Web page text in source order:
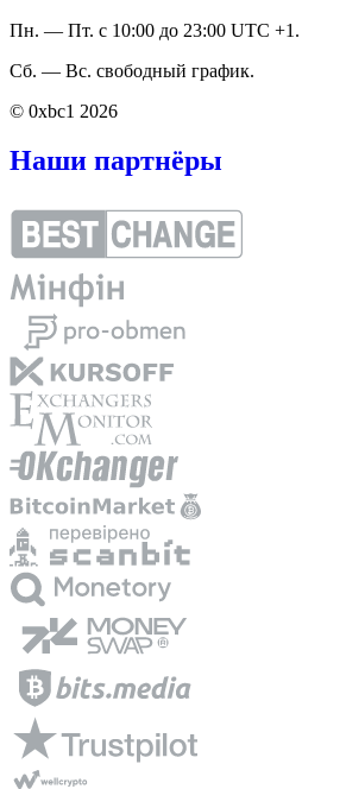
Пн. — Пт. с 10:00 до 23:00 UTC +1.
Сб. — Вс. свободный график.
© 0xbc1 2026
Наши партнёры